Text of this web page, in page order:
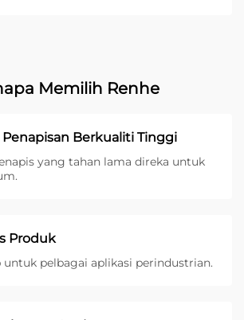
Memilih Renhe
Penapisan Berkualiti Tinggi
yang tahan lama direka untuk
Produk
untuk pelbagai aplikasi perindustrian.